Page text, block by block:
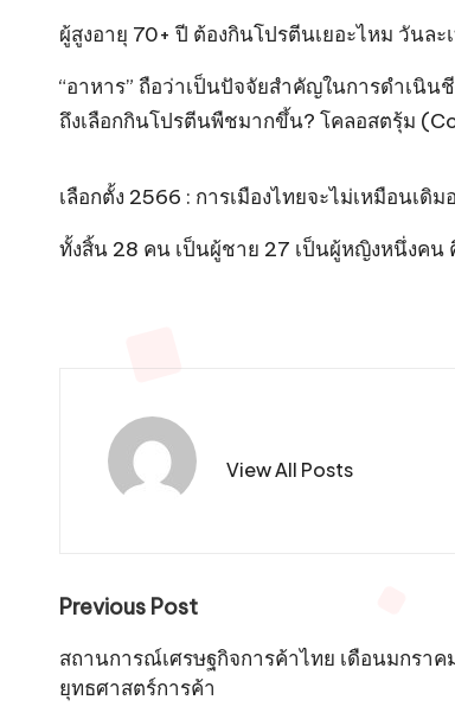
ผู้สูงอายุ 70+ ปี ต้องกินโปรตีนเยอะไหม วันล
“อาหาร” ถือว่าเป็นปัจจัยสำคัญในการดำเนิ
ถึงเลือกกินโปรตีนพืชมากขึ้น? โคลอสตรุ้ม
เลือกตั้ง 2566 : การเมืองไทยจะไม่เหมือนเดิ
ทั้งสิ้น 28 คน เป็นผู้ชาย 27 เป็นผู้หญิงหนึ่งคน
View All Posts
Post
navigation
Previous Post
สถานการณ์เศรษฐกิจการค้าไทย เดือนมกรา
ยุทธศาสตร์การค้า